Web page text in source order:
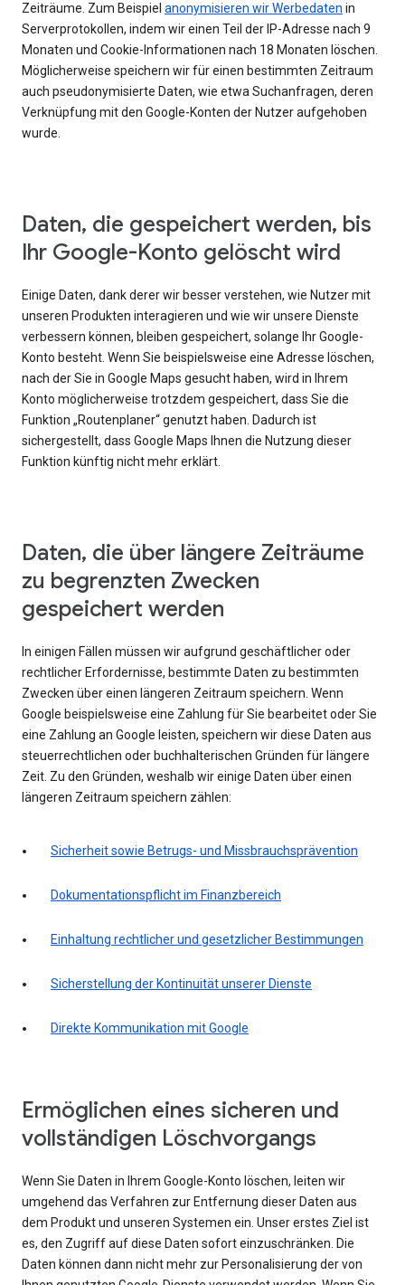
Zeiträume. Zum Beispiel anonymisieren wir Werbedaten in
Serverprotokollen, indem wir einen Teil der IP-Adresse nach 9
Monaten und Cookie-Informationen nach 18 Monaten löschen.
Möglicherweise speichern wir für einen bestimmten Zeitraum
auch pseudonymisierte Daten, wie etwa Suchanfragen, deren
Verknüpfung mit den Google-Konten der Nutzer aufgehoben
wurde.
Daten, die gespeichert werden, bis
Ihr Google-Konto gelöscht wird
Einige Daten, dank derer wir besser verstehen, wie Nutzer mit
unseren Produkten interagieren und wie wir unsere Dienste
verbessern können, bleiben gespeichert, solange Ihr Google-
Konto besteht. Wenn Sie beispielsweise eine Adresse löschen,
nach der Sie in Google Maps gesucht haben, wird in Ihrem
Konto möglicherweise trotzdem gespeichert, dass Sie die
Funktion „Routenplaner“ genutzt haben. Dadurch ist
sichergestellt, dass Google Maps Ihnen die Nutzung dieser
Funktion künftig nicht mehr erklärt.
Daten, die über längere Zeiträume
zu begrenzten Zwecken
gespeichert werden
In einigen Fällen müssen wir aufgrund geschäftlicher oder
rechtlicher Erfordernisse, bestimmte Daten zu bestimmten
Zwecken über einen längeren Zeitraum speichern. Wenn
Google beispielsweise eine Zahlung für Sie bearbeitet oder Sie
eine Zahlung an Google leisten, speichern wir diese Daten aus
steuerrechtlichen oder buchhalterischen Gründen für längere
Zeit. Zu den Gründen, weshalb wir einige Daten über einen
längeren Zeitraum speichern zählen:
Sicherheit sowie Betrugs- und Missbrauchsprävention
Dokumentationspflicht im Finanzbereich
Einhaltung rechtlicher und gesetzlicher Bestimmungen
Sicherstellung der Kontinuität unserer Dienste
Direkte Kommunikation mit Google
Ermöglichen eines sicheren und
vollständigen Löschvorgangs
Wenn Sie Daten in Ihrem Google-Konto löschen, leiten wir
umgehend das Verfahren zur Entfernung dieser Daten aus
dem Produkt und unseren Systemen ein. Unser erstes Ziel ist
es, den Zugriff auf diese Daten sofort einzuschränken. Die
Daten können dann nicht mehr zur Personalisierung der von